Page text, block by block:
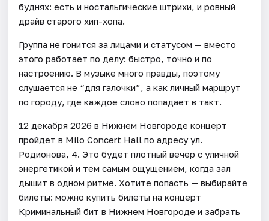
буднях: есть и ностальгические штрихи, и ровный
драйв старого хип-хопа.
Группа не гонится за лицами и статусом — вместо
этого работает по делу: быстро, точно и по
настроению. В музыке много правды, поэтому
слушается не “для галочки”, а как личный маршрут
по городу, где каждое слово попадает в такт.
12 декабря 2026 в Нижнем Новгороде концерт
пройдет в Milo Concert Hall по адресу ул.
Родионова, 4. Это будет плотный вечер с уличной
энергетикой и тем самым ощущением, когда зал
дышит в одном ритме. Хотите попасть — выбирайте
билеты: можно купить билеты на концерт
Криминальный бит в Нижнем Новгороде и забрать